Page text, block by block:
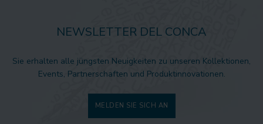
NEWSLETTER DEL CONCA
Sie erhalten alle jüngsten Neuigkeiten zu unseren Kollektionen,
Events, Partnerschaften und Produktinnovationen.
MELDEN SIE SICH AN